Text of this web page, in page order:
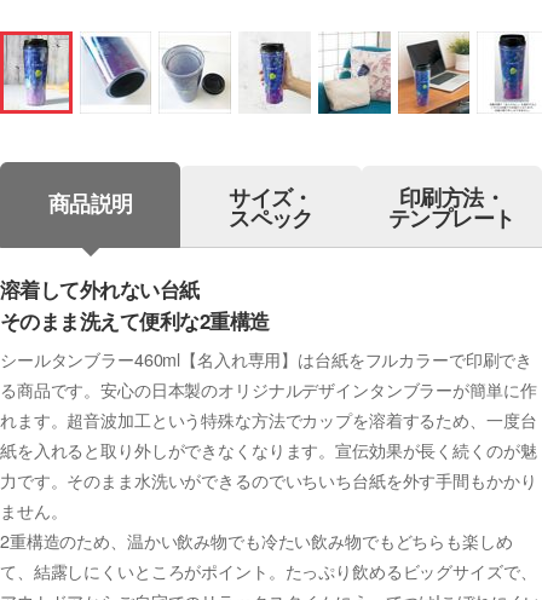
商品説明 サイズ・
スペック
印刷方法・
テンプレート
溶着して外れない台紙
そのまま洗えて便利な2重構造
シールタンブラー460ml【名入れ専用】は台紙をフルカラーで印刷でき
る商品です。安心の日本製のオリジナルデザインタンブラーが簡単に作
れます。超音波加工という特殊な方法でカップを溶着するため、一度台
紙を入れると取り外しができなくなります。宣伝効果が長く続くのが魅
力です。そのまま水洗いができるのでいちいち台紙を外す手間もかかり
ません。
2重構造のため、温かい飲み物でも冷たい飲み物でもどちらも楽しめ
て、結露しにくいところがポイント。たっぷり飲めるビッグサイズで、